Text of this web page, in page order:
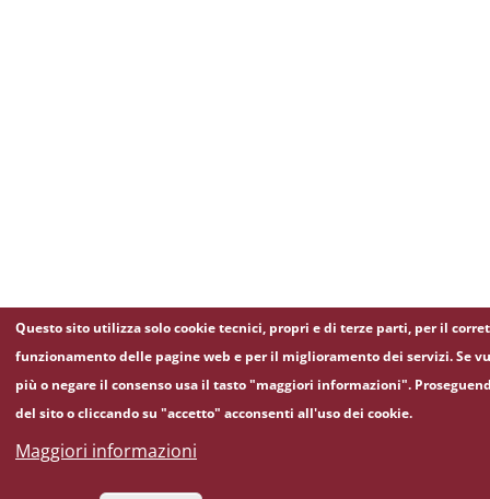
Questo sito utilizza solo cookie tecnici, propri e di terze parti, per il
funzionamento delle pagine web e per il miglioramento dei servizi. Se
più o negare il consenso usa il tasto "maggiori informazioni".
del sito o cliccando su "accetto" acconsenti all'uso dei cookie.
Maggiori informazioni